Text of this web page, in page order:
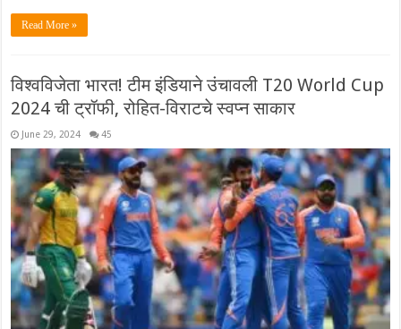
Read More »
विश्वविजेता भारत! टीम इंडियाने उंचावली T20 World Cup
2024 ची ट्रॉफी, रोहित-विराटचे स्वप्न साकार
June 29, 2024 45